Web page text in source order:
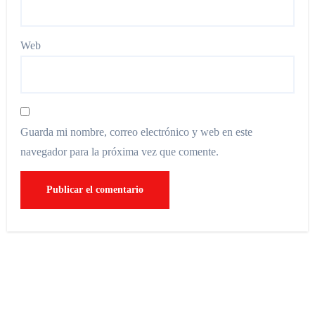
Web
Guarda mi nombre, correo electrónico y web en este
navegador para la próxima vez que comente.